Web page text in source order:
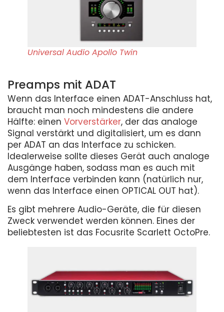
Universal Audio Apollo Twin
Preamps mit ADAT
Wenn das Interface einen ADAT-Anschluss hat,
braucht man noch mindestens die andere
Hälfte: einen Vorverstärker, der das analoge
Signal verstärkt und digitalisiert, um es dann
per ADAT an das Interface zu schicken.
Idealerweise sollte dieses Gerät auch analoge
Ausgänge haben, sodass man es auch mit
dem Interface verbinden kann (natürlich nur,
wenn das Interface einen OPTICAL OUT hat).
Es gibt mehrere Audio-Geräte, die für diesen
Zweck verwendet werden können. Eines der
beliebtesten ist das Focusrite Scarlett OctoPre.